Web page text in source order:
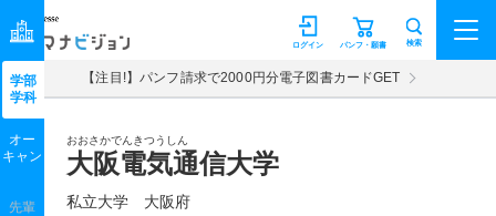
マナビジョン パンフ・願書
ログイン 検索
【注目!】パンフ請求で2000円分電子図書カードGET
おおさかでんきつうしん
大阪電気通信大学
私立大学 大阪府
学部
学科
オー
キャン
先輩